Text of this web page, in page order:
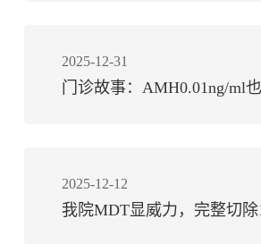
2025-12-31
门诊故事：AMH0.01ng/ml
2025-12-12
我院MDT显威力，完整切